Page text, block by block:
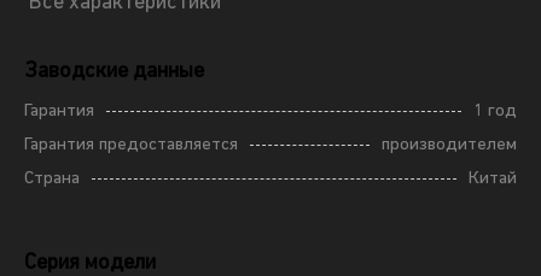
Заводские данные
Гарантия
1 год
Гарантия предоставляется
производителем
Страна
Китай
Серия модели